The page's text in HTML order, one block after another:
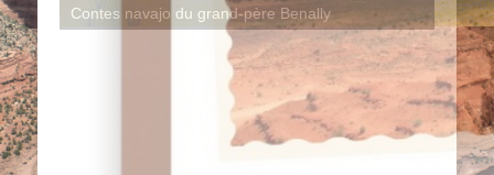
Contes navajo du grand-père Benally